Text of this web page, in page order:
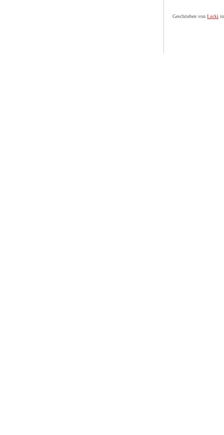
Geschrieben vonLucki